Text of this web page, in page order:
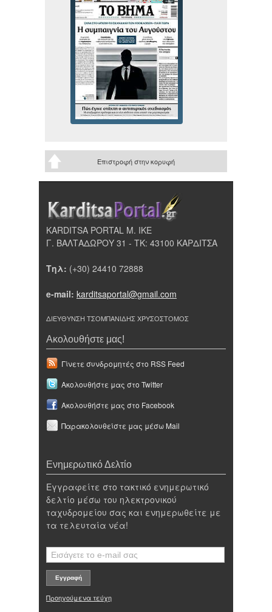
Επιστροφή στην κορυφή
KARDITSA PORTAL Μ. ΙΚΕ
Γ. ΒΑΛΤΑΔΩΡΟΥ 31 - ΤΚ: 43100 ΚΑΡΔΙΤΣΑ
Τηλ: (+30) 24410 72888
e-mail: karditsaportal@gmail.com
ΔΙΕΥΘΥΝΣΗ ΤΣΟΜΠΑΝΙΔΗΣ ΧΡΥΣΟΣΤΟΜΟΣ
Ακολουθήστε μας!
Γίνετε συνδρομητές στο RSS Feed
Ακολουθήστε μας στο Twitter
Ακολουθήστε μας στο Facebook
Παρακολουθείστε μας μέσω Mail
Ενημερωτικό Δελτίο
Εγγραφείτε στο τακτικό ενημερωτικό
δελτίο μέσω του ηλεκτρονικού
ταχυδρομείου σας και ενημερωθείτε με
τα τελευταία νέα!
Προηγούμενα τεύχη